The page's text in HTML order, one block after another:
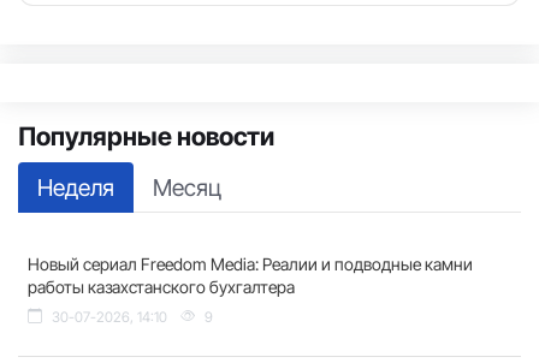
Популярные новости
Неделя Месяц
Новый сериал Freedom Media: Реалии и подводные камни
работы казахстанского бухгалтера
30-07-2026, 14:10 9